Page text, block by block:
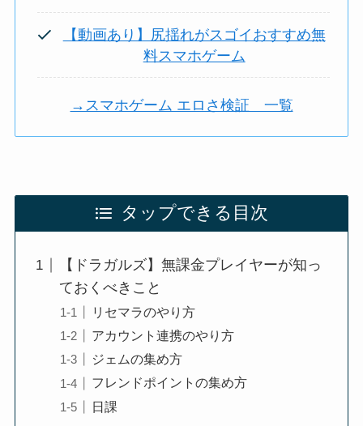
【動画あり】尻揺れがスゴイおすすめ無
料スマホゲーム
→スマホゲーム エロさ検証 一覧
タップできる目次
【ドラガルズ】無課金プレイヤーが知っ
ておくべきこと
リセマラのやり方
アカウント連携のやり方
ジェムの集め方
フレンドポイントの集め方
日課